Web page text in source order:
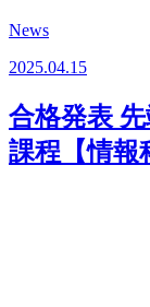
News
2025.04.15
合格発表
課程【情報